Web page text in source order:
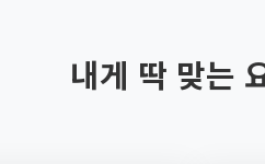
내게 딱 맞는